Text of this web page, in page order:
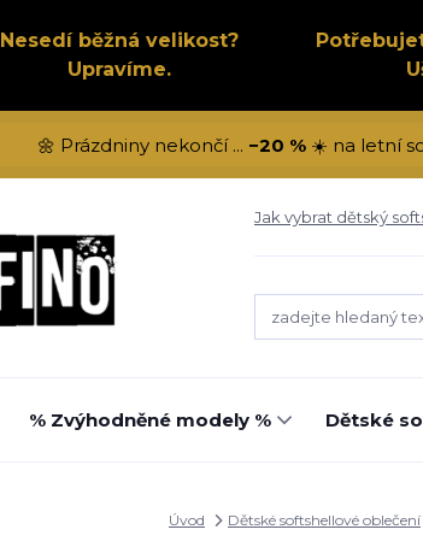
Nesedí běžná velikost?
Upravíme.
🌼 Prázdniny nekončí ... −20 %☀️ na letní
Jak vybrat dětský
% Zvýhodněné modely % Dětské
Úvod Dětské softshellové oblečení